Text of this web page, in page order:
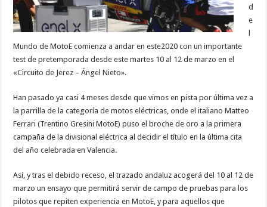
d
e
Mundo de MotoE comienza a andar en este2020 con un importante
test de pretemporada desde este martes 10 al 12 de marzo en el
«Circuito de Jerez – Ángel Nieto».
Han pasado ya casi 4 meses desde que vimos en pista por última vez a
la parrilla de la categoría de motos eléctricas, onde el italiano Matteo
Ferrari (Trentino Gresini MotoE) puso el broche de oro a la primera
campaña de la divisional eléctrica al decidir el título en la última cita
del año celebrada en Valencia.
Así, y tras el debido receso, el trazado andaluz acogerá del 10 al 12 de
marzo un ensayo que permitirá servir de campo de pruebas para los
pilotos que repiten experiencia en MotoE, y para aquellos que